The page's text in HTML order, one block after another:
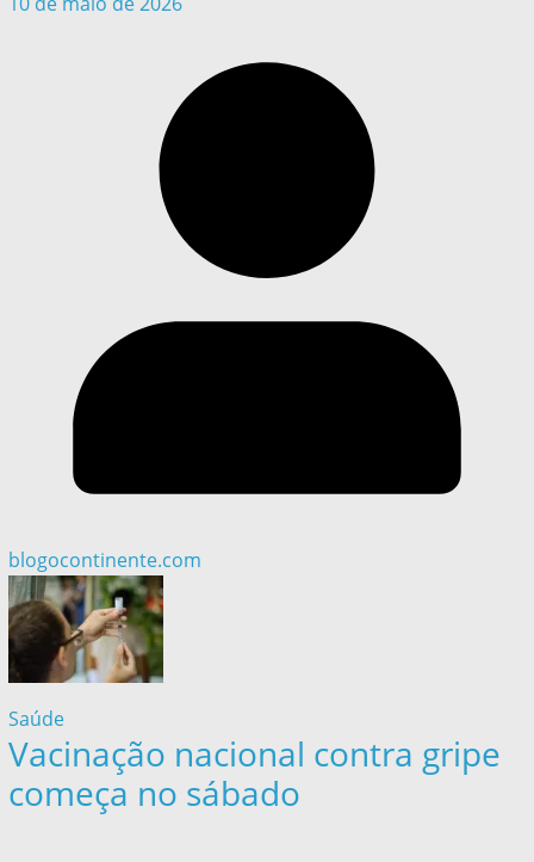
blogocontinente.com
Saúde
Vacinação nacional contra gripe
começa no sábado